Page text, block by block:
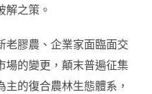
解之策。
老膠農、企業家面臨面交
場的變更，顛末普遍征集
的復合農林生態體系，